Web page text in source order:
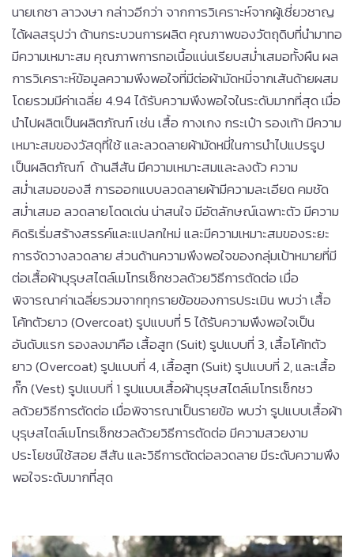
นายเกชา ลาวงษา กล่าวอีกว่า จากการวิเคราะห์จากผู้เชี่ยวชาญ
ได้ผลสรุปว่า ด้านกระบวนการผลิต คุณภาพของวัตถุดิบที่นำมาทอ
มีความเหมาะสม คุณภาพการทอเนื้อแน่นเรียบสม่ำเสมอทั้งผืน ผล
การวิเคราะห์ข้อมูลความพึงพอใจที่มีต่อผ้ามัดหมี่จากเส้นด้ายผสม
โดยรวมมีค่าเฉลี่ย 4.94 ได้รับความพึงพอใจในระดับมากที่สุด เมื่อ
นำไปผลิตเป็นผลิตภัณฑ์ เช่น เสื้อ กางเกง กระเป๋า รองเท้า มีความ
เหมาะสมของวัสดุที่ใช้ และลวดลายผ้ามัดหมี่ในการนำไปแปรรูป
เป็นผลิตภัณฑ์ ด้านสีสัน มีความเหมาะสมและลงตัว ความ
สม่ำเสมอของสี การออกแบบลวดลายผ้ามีความละเอียด คมชัด
สม่ำเสมอ ลวดลายโดดเด่น น่าสนใจ มีอัตลักษณ์เฉพาะตัว มีความ
คิดริเริ่มสร้างสรรค์และแปลกใหม่ และมีความเหมาะสมของระยะ
การจัดวางลวดลาย ส่วนด้านความพึงพอใจของกลุ่มเป้าหมายที่มี
ต่อเสื้อผ้าบุรุษสไตล์เมโทรเซ็กชวลด้วยวิธีการตัดต่อ เมื่อ
พิจารณาค่าเฉลี่ยรวมจากทุกรายข้อของการประเมิน พบว่า เสื้อ
โค้ทตัวยาว (Overcoat) รูปแบบที่ 5 ได้รับความพึงพอใจเป็น
อันดับแรก รองลงมาคือ เสื้อสูท (Suit) รูปแบบที่ 3, เสื้อโค้ทตัว
ยาว (Overcoat) รูปแบบที่ 4, เสื้อสูท (Suit) รูปแบบที่ 2, และเสื้อ
กั๊ก (Vest) รูปแบบที่ 1 รูปแบบเสื้อผ้าบุรุษสไตล์เมโทรเซ็กชว
ลด้วยวิธีการตัดต่อ เมื่อพิจารณาเป็นรายข้อ พบว่า รูปแบบเสื้อผ้า
บุรุษสไตล์เมโทรเซ็กชวลด้วยวิธีการตัดต่อ มีความสวยงาม
ประโยชน์ใช้สอย สีสัน และวิธีการตัดต่อลวดลาย มีระดับความพึง
พอใจระดับมากที่สุด